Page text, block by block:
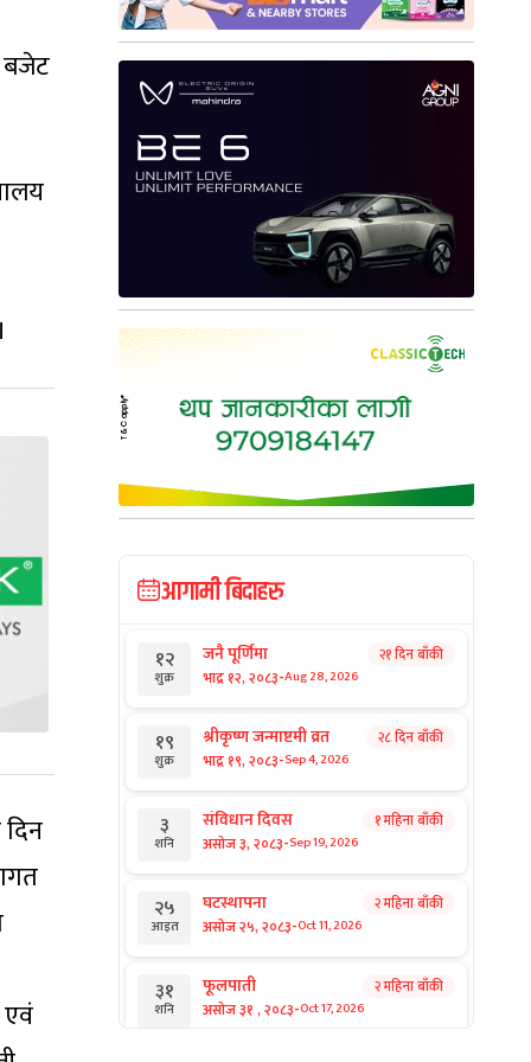
बजेट
एवं
आगामी बिदाहरु
१२
शुक्र
जनै पूर्णिमा
भाद्र १२, २०८३-Aug 28, 2026
२१ दिन बाँकी
१९
शुक्र
श्रीकृष्ण जन्माष्टमी व्रत
भाद्र १९, २०८३-Sep 4, 2026
२८ दिन बाँकी
३
शनि
संविधान दिवस
असोज ३, २०८३-Sep 19, 2026
१ महिना बाँकी
२५
आइत
घटस्थापना
असोज २५, २०८३-Oct 11, 2026
२ महिना बाँकी
३१
शनि
फूलपाती
असोज ३१ , २०८३-Oct 17, 2026
२ महिना बाँकी